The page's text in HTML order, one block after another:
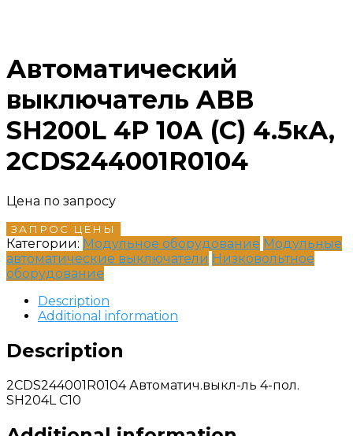
Автоматический
выключатель ABB
SH200L 4P 10А (C) 4.5кА,
2CDS244001R0104
Цена по запросу
ЗАПРОС ЦЕНЫ
Категории: Модульное оборудование Модульные
автоматические выключатели Низковольтное
оборудование
Description
Additional information
Description
2CDS244001R0104 Автоматич.выкл-ль 4-пол.
SH204L C10